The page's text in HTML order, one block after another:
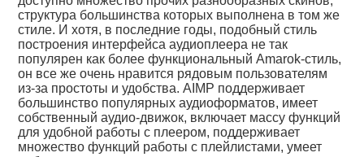
структура большинства которых выполнена в том же
стиле. И хотя, в последние годы, подобный стиль
построения интерфейса аудиоплеера не так
популярен как более функциональный Amarok-стиль,
он все же очень нравится рядовым пользователям
из-за простоты и удобства. AIMP поддерживает
большинство популярных аудиоформатов, имеет
собственный аудио-движок, включает массу функций
для удобной работы с плеером, поддерживает
множество функций работы с плейлистами, умеет